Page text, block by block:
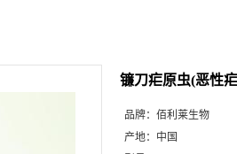
镰刀疟原虫(恶性
品牌： 佰利莱生物
产地： 中国